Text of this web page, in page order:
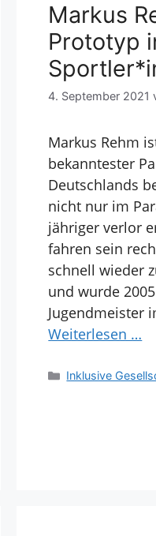
Markus
Prototyp
4. September 2021
Markus Rehm
bekanntester
Deutschlands
nicht nur im
jähriger verlor
fahren sein
schnell wieder
und wurde
Jugendmeister
Weiterlesen …
Kategorien
Inklusive